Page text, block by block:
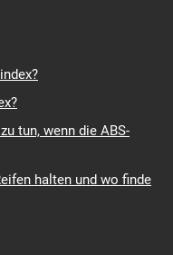
tun, wenn die ABS-
halten und wo finde